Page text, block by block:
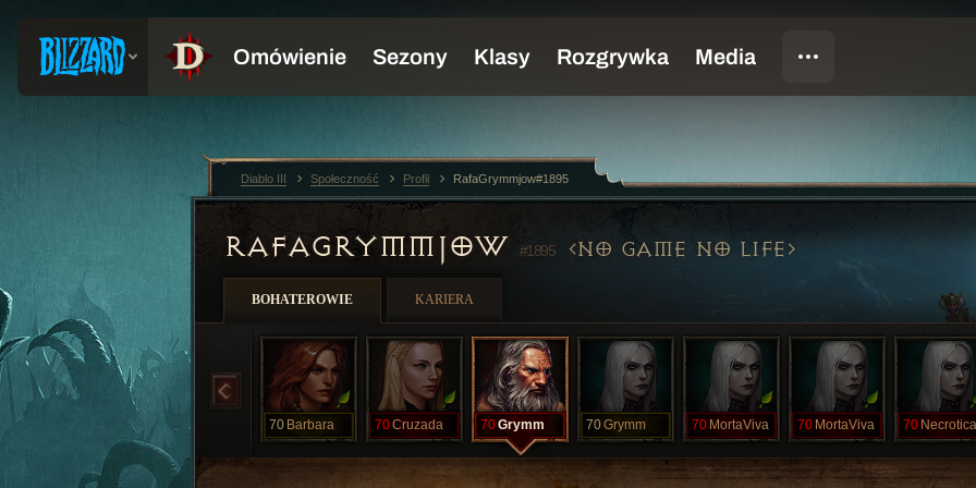
RAFAGRYMMJOW #1895 NO GAME NO LIFE
BOHATEROWIE KARIERA
70 Barbara 70Cruzada 70Grymm 70Grymm 70 MortaViva 70 MortaViva 70 Necrotica
Diablo III Społeczność Profil RafaGrymmjow#1895